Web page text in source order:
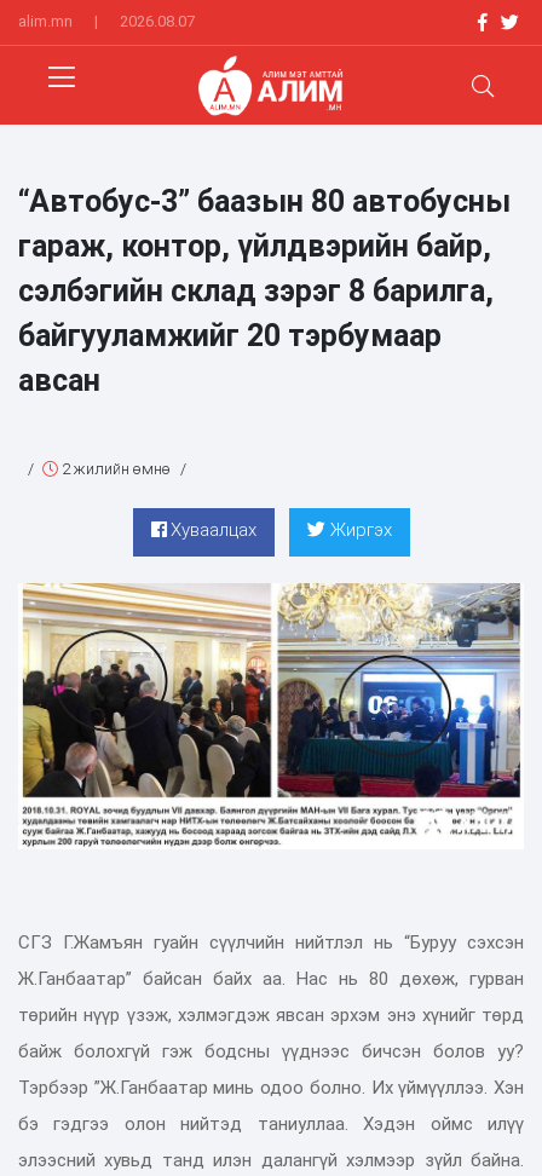
alim.mn | 2026.08.07
“Автобус-3” баазын 80 автобусны
гараж, контор, үйлдвэрийн байр,
сэлбэгийн склад зэрэг 8 барилга,
байгууламжийг 20 тэрбумаар
авсан
/ 2 жилийн өмнө /
Хуваалцах Жиргэх
СГЗ Г.Жамъян гуайн сүүлчийн нийтлэл нь “Буруу сэхсэн
Ж.Ганбаатар” байсан байх аа. Нас нь 80 дөхөж, гурван
төрийн нүүр үзэж, хэлмэгдэж явсан эрхэм энэ хүнийг төрд
байж болохгүй гэж бодсны үүднээс бичсэн болов уу?
Тэрбээр ”Ж.Ганбаатар минь одоо болно. Их үймүүллээ. Хэн
бэ гэдгээ олон нийтэд таниуллаа. Хэдэн оймс илүү
элээсний хувьд танд илэн далангүй хэлмээр зүйл байна.